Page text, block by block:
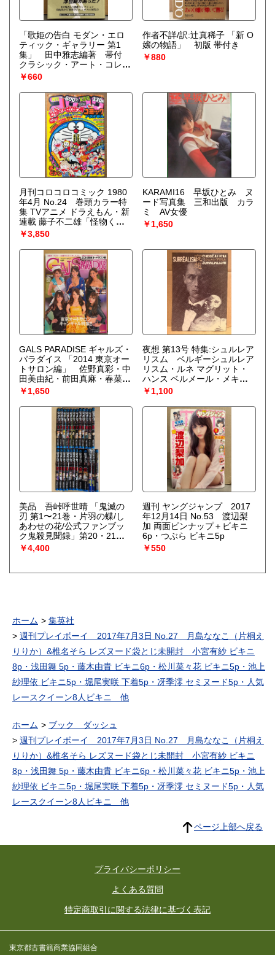
「歌姫の告白 モダン・エロ
ティック・ギャラリー 第1
集」 田中雅志編著 帯付
クラシック・アート・コレク
ション 文庫
￥660
作者不詳/訳:辻真稀子 「新 O
嬢の物語」 初版 帯付き
￥880
月刊コロコロコミック 1980
年4月 No.24 巻頭カラー特
集 TVアニメ ドラえもん・新
連載 藤子不二雄「怪物く
ん」/赤塚不二夫「チビド
ン」 オバケのQ太郎・パー
マン・藤子不二雄物語 ハム
サラダくん・ゲームセンター
あらし・あさりちゃん・ウル
トラ大戦争・とどろけ！一
番・ザ ゴリラ・おじゃまユ
ーレイくん・燃えろ！クロパ
￥3,850
KARAMI16 早坂ひとみ ヌ
ード写真集 三和出版 カラ
ミ AV女優
￥1,650
GALS PARADISE ギャルズ・
パラダイス 「2014 東京オー
トサロン編」 佐野真彩・中
田美由紀・前田真麻・春菜め
ぐみ・神谷まりな・三城千
咲・石黒エレナ・遠藤ゆき
え・中村奏絵・日野礼香・高
橋美咲・有馬綾香・おののの
か・コスチュームコレクショ
ン293人 他 レースクイー
ン/キャンギャル ギャルパ
￥1,650
夜想 第13号 特集:シュルレア
リスム ベルギーシュルレア
リスム・ルネ マグリット・
ハンス ベルメール・メキシ
コのシュルレアリスム・女た
ちのシュルレアリスム 他
1984年9月25日
￥1,100
美品 吾峠呼世晴 「鬼滅の
刃 第1〜21巻・片羽の蝶/し
あわせの花/公式ファンブッ
ク鬼殺見聞録」第20・21巻
の2冊特装版（ポストカード/
キャラシール付）片羽の蝶・
ャンプコミックス 本編全23
￥4,400
週刊 ヤングジャンプ 2017
年12月14日 No.53 渡辺梨
加 両面ピンナップ＋ビキニ
6p・つぶら ビキニ5p
￥550
ホーム
集英社
週刊プレイボーイ 2017年7月3日 No.27 月島ななこ（片桐え
りりか）&椎名そら レズヌード袋とじ未開封 小宮有紗 ビキニ
8p・浅田舞 5p・藤木由貴 ビキニ6p・松川菜々花 ビキニ5p・池上
紗理依 ビキニ5p・堀尾実咲 下着5p・冴季澪 セミヌード5p・人気
レースクイーン8人ビキニ 他
ホーム
ブック ダッシュ
週刊プレイボーイ 2017年7月3日 No.27 月島ななこ（片桐え
りりか）&椎名そら レズヌード袋とじ未開封 小宮有紗 ビキニ
8p・浅田舞 5p・藤木由貴 ビキニ6p・松川菜々花 ビキニ5p・池上
紗理依 ビキニ5p・堀尾実咲 下着5p・冴季澪 セミヌード5p・人気
レースクイーン8人ビキニ 他
ページ上部へ戻る
プライバシーポリシー
よくある質問
特定商取引に関する法律に基づく表記
東京都古書籍商業協同組合